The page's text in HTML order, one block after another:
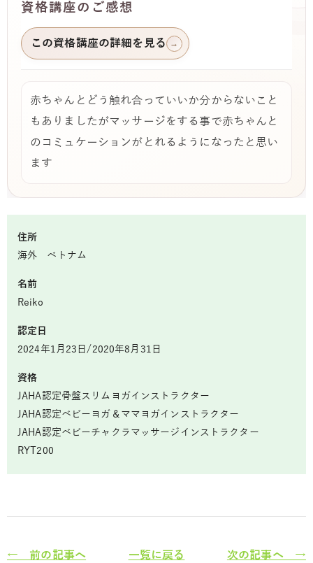
資格講座のご感想
この資格講座の詳細を見る →
赤ちゃんとどう触れ合っていいか分からないこと
もありましたがマッサージをする事で赤ちゃんと
のコミュケーションがとれるようになったと思い
ます
住所
海外 ベトナム
名前
Reiko
認定日
2024年1月23日/2020年8月31日
資格
JAHA認定骨盤スリムヨガインストラクター
JAHA認定ベビーヨガ＆ママヨガインストラクター
JAHA認定ベビーチャクラマッサージインストラクター
RYT200
← 前の記事へ 一覧に戻る 次の記事へ →